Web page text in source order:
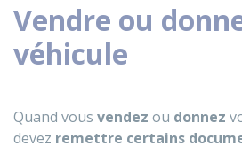
Vendre ou
véhicule
Quand vous vendez ou donnez
devez remettre certains